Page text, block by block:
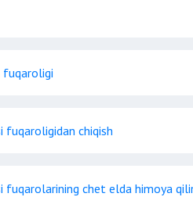
fuqaroligi
fuqaroligidan chiqish
fuqarolarining chet elda himoya